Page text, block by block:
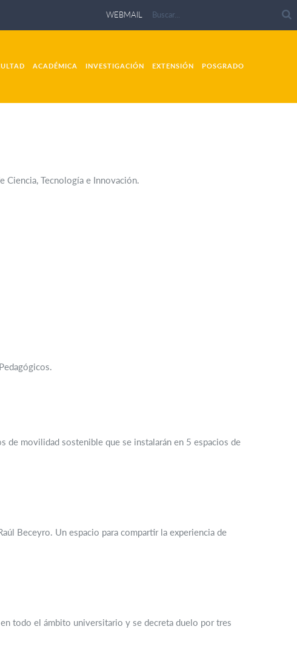
WEBMAIL
ACADÉMICA INVESTIGACIÓN EXTENSIÓN POSGRADO
Ciencia, Tecnología e Innovación.
de movilidad sostenible que se instalarán en 5 espacios de
Beceyro. Un espacio para compartir la experiencia de
todo el ámbito universitario y se decreta duelo por tres